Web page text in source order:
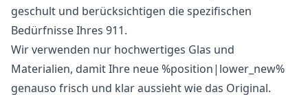
geschult und berücksichtigen die spezifischen
Bedürfnisse Ihres 911.
Wir verwenden nur hochwertiges Glas und
Materialien, damit Ihre neue %position|lower_new%
genauso frisch und klar aussieht wie das Original.